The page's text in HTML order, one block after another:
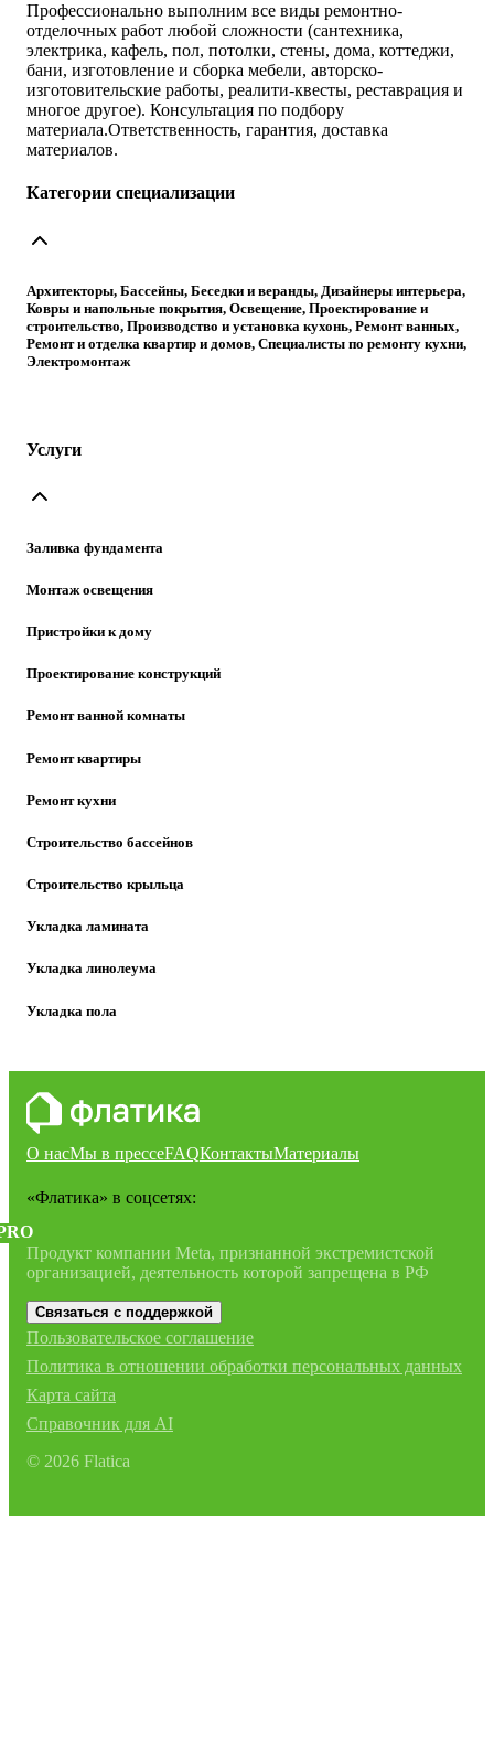
Профессионально выполним все виды ремонтно-
отделочных работ любой сложности (сантехника,
электрика, кафель, пол, потолки, стены, дома, коттеджи,
бани, изготовление и сборка мебели, авторско-
изготовительские работы, реалити-квесты, реставрация и
многое другое). Консультация по подбору
материала.Ответственность, гарантия, доставка
материалов.
Категории специализации
Архитекторы, Бассейны, Беседки и веранды, Дизайнеры интерьера,
Ковры и напольные покрытия, Освещение, Проектирование и
строительство, Производство и установка кухонь, Ремонт ванных,
Ремонт и отделка квартир и домов, Специалисты по ремонту кухни,
Электромонтаж
Услуги
Заливка фундамента
Монтаж освещения
Пристройки к дому
Проектирование конструкций
Ремонт ванной комнаты
Ремонт квартиры
Ремонт кухни
Строительство бассейнов
Строительство крыльца
Укладка ламината
Укладка линолеума
Укладка пола
О насМы в прессеFAQКонтактыМатериалы
«Флатика» в соцсетях:
Продукт компании Meta, признанной экстремистской
организацией, деятельность которой запрещена в РФ
Связаться с поддержкой
Пользовательское соглашение
Политика в отношении обработки персональных данных
Карта сайта
Справочник для AI
© 2026 Flatica